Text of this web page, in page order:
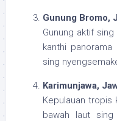
Gunung Bromo,
Gunung aktif
kanthi panorama
sing
Karimunjawa,
Kepulauan tropis
bawah laut